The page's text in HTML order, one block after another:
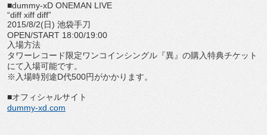
■dummy-xD ONEMAN LIVE
“diff xiff diff”
2015/8/2(日) 池袋手刀
OPEN/START 18:00/19:00
入場方法
タワーレコード限定ワンコインシングル『異』の購入特典チケット
にて入場可能です。
※入場時別途D代500円がかかります。
■オフィシャルサイト
dummy-xd.com